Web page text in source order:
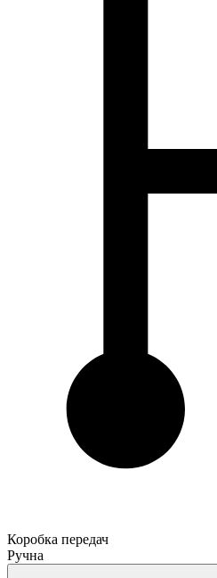
Коробка передач
Ручна